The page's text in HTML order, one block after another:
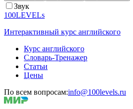
Звук
100LEVELs
Интерактивный курс английского
Курс английского
Словарь-Тренажер
Статьи
Цены
По всем вопросам:info@100levels.ru